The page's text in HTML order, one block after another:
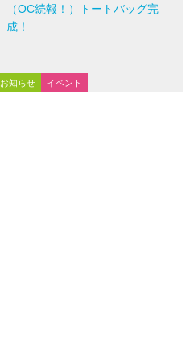
（OC続報！）トートバッグ完
成！
お知らせ イベント